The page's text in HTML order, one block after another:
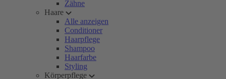
Zähne
Haare
Alle anzeigen
Conditioner
Haarpflege
Shampoo
Haarfarbe
Styling
Körperpflege